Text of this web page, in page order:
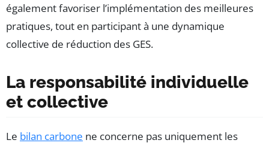
également favoriser l’implémentation des meilleures
pratiques, tout en participant à une dynamique
collective de réduction des GES.
La responsabilité individuelle
et collective
Le bilan carbone ne concerne pas uniquement les